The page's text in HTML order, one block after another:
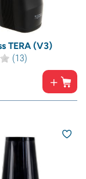
TERA (V3)
(13)